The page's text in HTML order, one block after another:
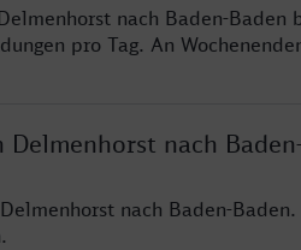
nach Baden-Baden
pro Tag. An
nach
nach Baden-Baden.